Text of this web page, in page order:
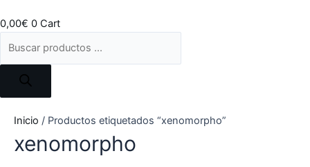
0,00€ 0 Cart
de
Inicio / Productos etiquetados “xenomorpho”
xenomorpho